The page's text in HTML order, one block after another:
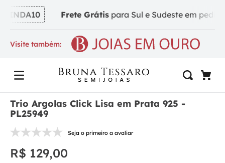
Frete Grátispara Sul e Sudeste em
Visite também:
Trio Argolas Click Lisa em Prata 925 -
PL25949
Seja o primeiro a avaliar
R$ 129,00